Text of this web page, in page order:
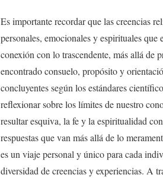
Es importante recordar que las creencias
personales, emocionales y espirituales
conexión con lo trascendente, más allá de
encontrado consuelo, propósito y
concluyentes según los estándares
reflexionar sobre los límites de nuestro
resultar esquiva, la fe y la espiritualidad
respuestas que van más allá de lo
es un viaje personal y único para cada
diversidad de creencias y experiencias. A